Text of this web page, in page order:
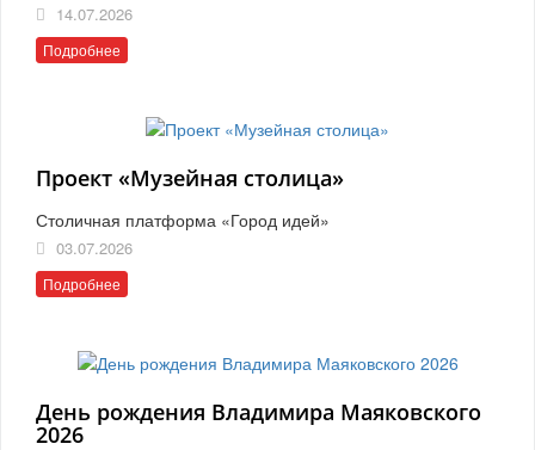
14.07.2026
Подробнее
Проект «Музейная столица»
Столичная платформа «Город идей»
03.07.2026
Подробнее
День рождения Владимира Маяковского
2026